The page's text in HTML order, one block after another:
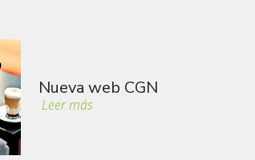
Soluciones